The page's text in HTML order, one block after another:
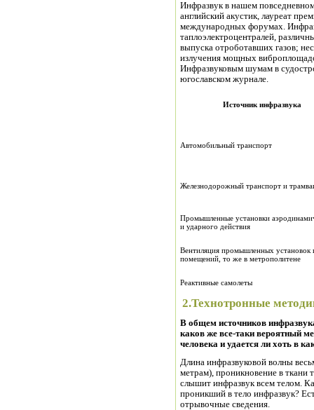
Инфразвук в нашем
английский акустик, лауреат
международных форумах.
таплоэлектроцентралей,
выпуска отроботавших газов;
излучения мощных
Инфразвуковым шумам в
югославском журнале.
Источник инфразвука
Автомобильный транспорт
Железнодорожный транспорт и
Промышленные установки
и ударного действия
Вентиляция промышленных установок
помещений, то же в метрополитене
Реактивные самолеты
2.Технотронные
В общем источников
каков же все-таки вероятный
человека и удается ли хоть в
Длина инфразвуковой волны
метрам), проникновение в ткани
слышит инфразвук всем телом.
проникший в тело инфразвук?
отрывочные сведения.